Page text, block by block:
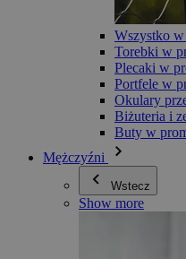
Wszystko
Torebki w
Plecaki w
Portfele w
Okulary
Biżuteria i
Buty w
Mężczyźni
Wstecz
Show more